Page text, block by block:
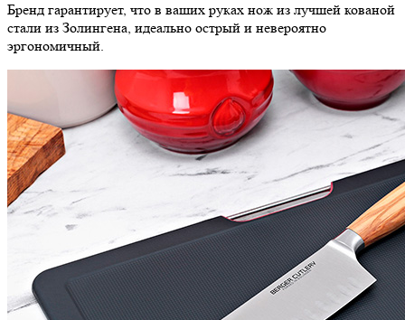
Бренд гарантирует, что в ваших руках нож из лучшей кованой
стали из Золингена, идеально острый и невероятно
эргономичный.